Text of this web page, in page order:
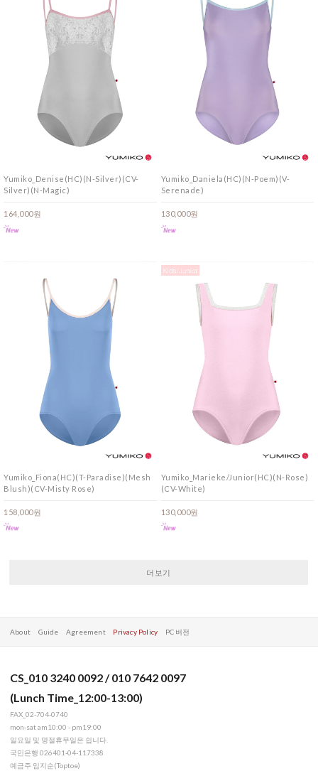
Yumiko_Denise(HC)(N-Silver)(CV-
Silver)(N-Magic)
164,000원
Yumiko_Daniela(HC)(N-Poem)(V-
Serenade)
130,000원
Yumiko_Fiona(HC)(T-Paradise)(Mesh
Blush)(CV-Misty Rose)
158,000원
Yumiko_Marieke/Junior(HC)(N-Rose)
(CV-White)
130,000원
더보기
About Guide Agreement Privacy Policy PC 버전
CS_010 3240 0092 / 010 7642 0097
(Lunch Time_12:00-13:00)
FAX_02-704-0740
mon-sat am10:00 - pm19:00
일요일 및 명절휴무일은 쉽니다.
국민은행 026401-04-117338
예금주 임지순(Toptoe)